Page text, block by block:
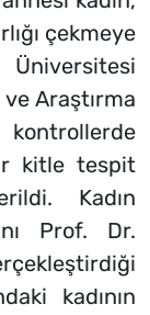
çekmeye
Araştırma
kontrollerde
kitle tespit
Kadın
Prof. Dr.
kadının